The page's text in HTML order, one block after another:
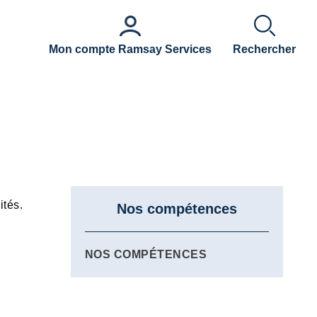
Mon compte Ramsay Services Rechercher
Nos compétences
NOS COMPÉTENCES